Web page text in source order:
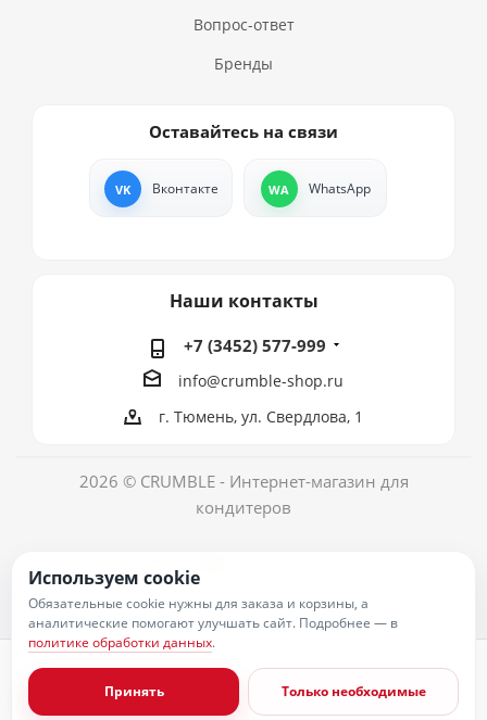
Вопрос-ответ
Бренды
Оставайтесь на связи
Вконтакте WhatsApp
Наши контакты
+7 (3452) 577-999
info@crumble-shop.ru
г. Тюмень, ул. Свердлова, 1
2026 © CRUMBLE - Интернет-магазин для
кондитеров
Согласие на обработку персональных данных
Публичная оферта
Пользовательское соглашение
Используем cookie
Обязательные cookie нужны для заказа и корзины, а
аналитические помогают улучшать сайт. Подробнее — в
политике обработки данных.
Принять Только необходимые